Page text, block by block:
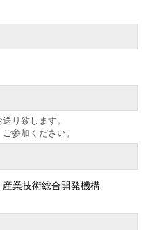
り致します。
参加ください。
業技術総合開発機構